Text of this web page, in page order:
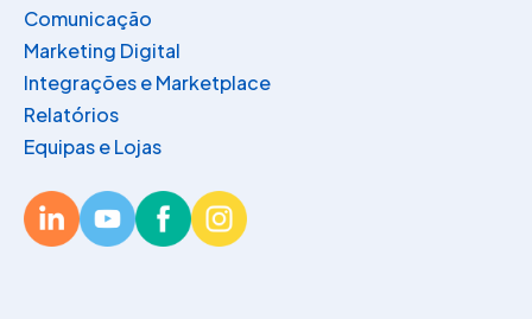
Comunicação​
Marketing Digital​
Integrações e Marketplace
Relatórios
Equipas e Lojas